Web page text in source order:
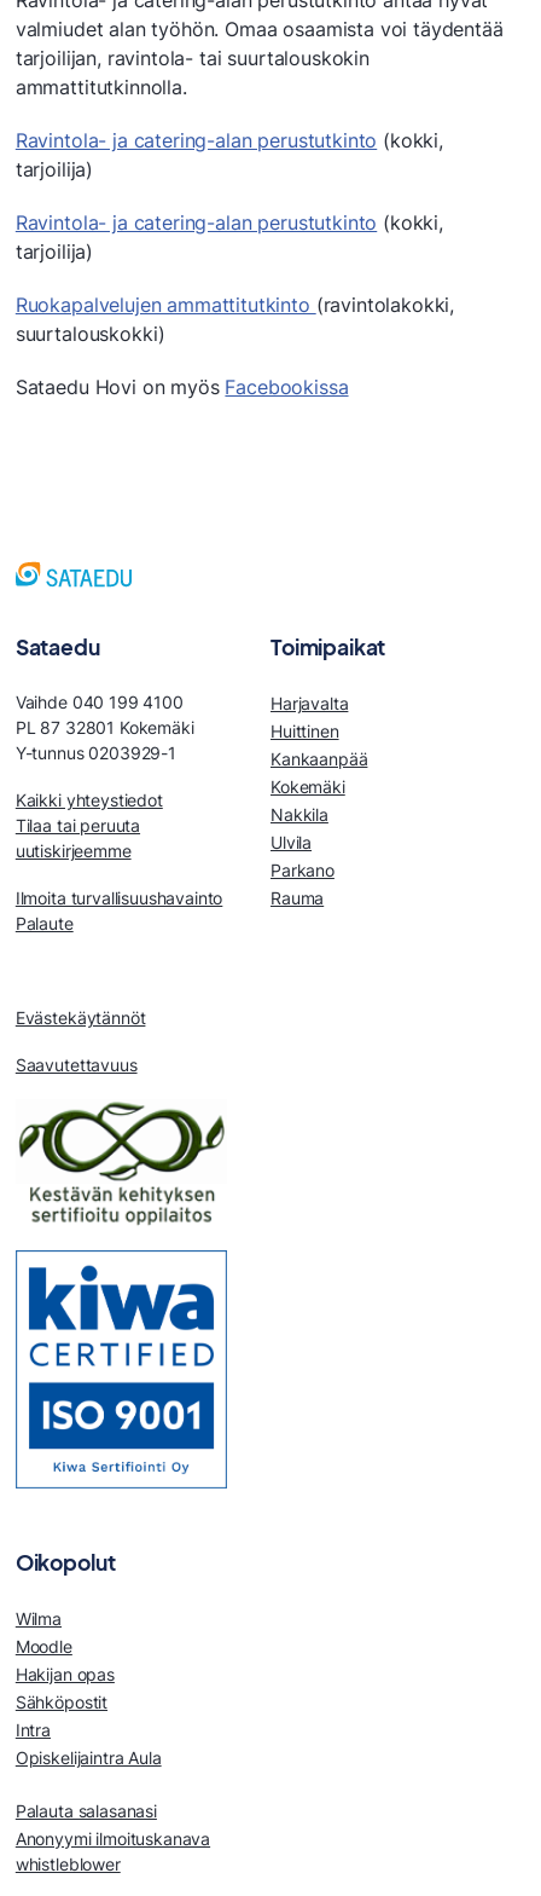
valmiudet alan työhön. Omaa osaamista voi täydentää
tarjoilijan, ravintola- tai suurtalouskokin
ammattitutkinnolla.
Ravintola- ja catering-alan perustutkinto (kokki,
tarjoilija)
Ravintola- ja catering-alan perustutkinto (kokki,
tarjoilija)
Ruokapalvelujen ammattitutkinto (ravintolakokki,
suurtalouskokki)
Sataedu Hovi on myös Facebookissa
Sataedu
Vaihde 040 199 4100
PL 87 32801 Kokemäki
Y-tunnus 0203929-1
Kaikki yhteystiedot
Tilaa tai peruuta
uutiskirjeemme
Ilmoita turvallisuushavainto
Palaute
Evästekäytännöt
Saavutettavuus
Toimipaikat
Harjavalta
Huittinen
Kankaanpää
Kokemäki
Nakkila
Ulvila
Parkano
Rauma
Oikopolut
Wilma
Moodle
Hakijan opas
Sähköpostit
Intra
Opiskelijaintra Aula
Palauta salasanasi
Anonyymi ilmoituskanava
whistleblower